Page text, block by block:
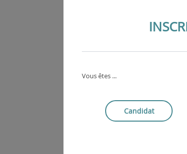
Vous êtes ...
Candidat